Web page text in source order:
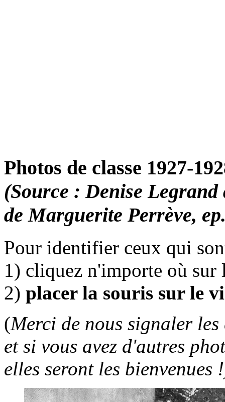
Photos de classe 1927-
(Source : Denise Legrand
de Marguerite Perrève,
Pour identifier ceux qui
1) cliquez n'importe où sur
2) placer la souris sur le
(Merci de nous signaler les
et si vous avez d'autres
elles seront les bienvenues